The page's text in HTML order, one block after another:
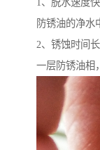
防锈油的净水
2、锈蚀时间
一层防锈油相